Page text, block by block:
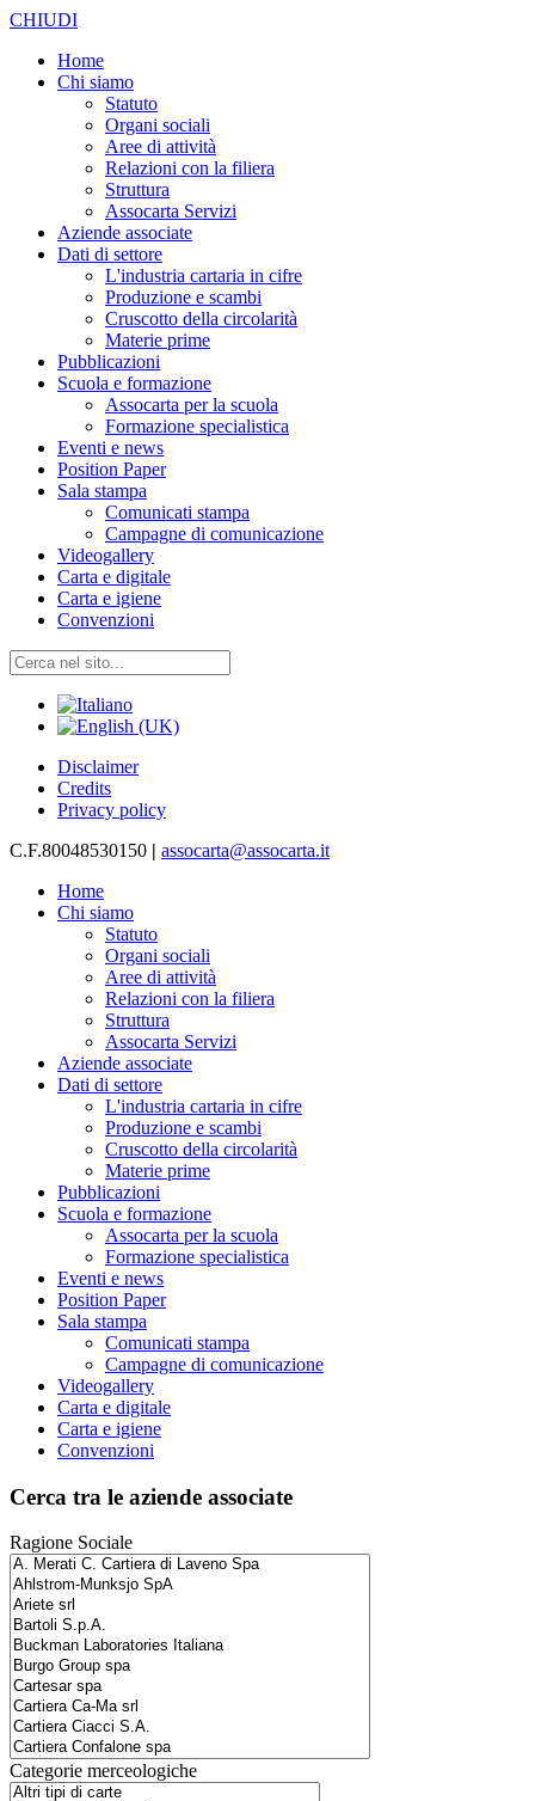
CHIUDI
Home
Chi siamo
Statuto
Organi sociali
Aree di attività
Relazioni con la filiera
Struttura
Assocarta Servizi
Aziende associate
Dati di settore
L'industria cartaria in cifre
Produzione e scambi
Cruscotto della circolarità
Materie prime
Pubblicazioni
Scuola e formazione
Assocarta per la scuola
Formazione specialistica
Eventi e news
Position Paper
Sala stampa
Comunicati stampa
Campagne di comunicazione
Videogallery
Carta e digitale
Carta e igiene
Convenzioni
Disclaimer
Credits
Privacy policy
C.F.80048530150 | assocarta@assocarta.it
Home
Chi siamo
Statuto
Organi sociali
Aree di attività
Relazioni con la filiera
Struttura
Assocarta Servizi
Aziende associate
Dati di settore
L'industria cartaria in cifre
Produzione e scambi
Cruscotto della circolarità
Materie prime
Pubblicazioni
Scuola e formazione
Assocarta per la scuola
Formazione specialistica
Eventi e news
Position Paper
Sala stampa
Comunicati stampa
Campagne di comunicazione
Videogallery
Carta e digitale
Carta e igiene
Convenzioni
Cerca tra le aziende associate
Ragione Sociale
Categorie merceologiche